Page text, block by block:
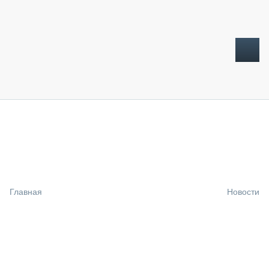
Главная Новости